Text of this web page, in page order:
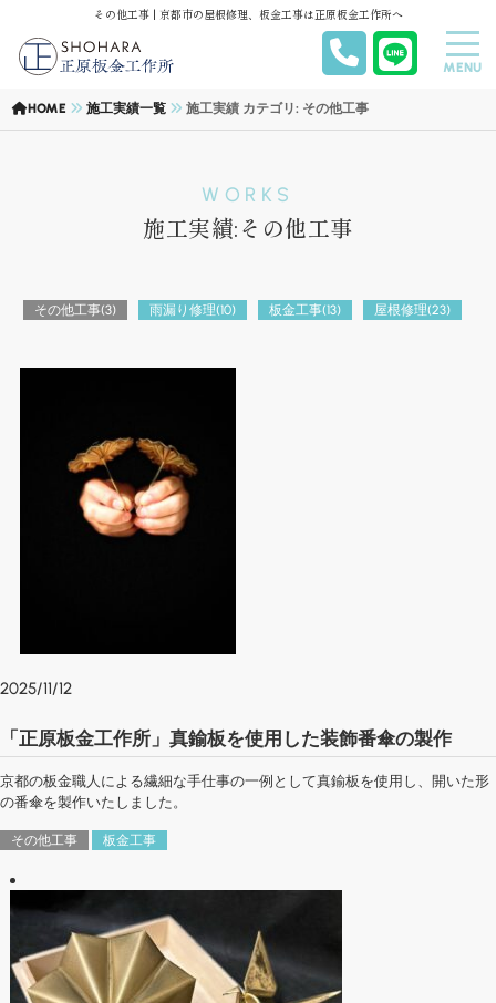
その他工事 | 京都市の屋根修理、板金工事は正原板金工作所へ
MENU
HOME 施工実績一覧 施工実績 カテゴリ: その他工事
WORKS
施工実績:その他工事
その他工事(3) 雨漏り修理(10) 板金工事(13) 屋根修理(23)
2025/11/12
「正原板金工作所」真鍮板を使用した装飾番傘の製作
京都の板金職人による繊細な手仕事の一例として真鍮板を使用し、開いた形
の番傘を製作いたしました。
その他工事 板金工事